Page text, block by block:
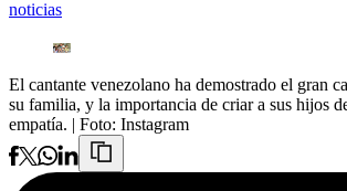
noticias
El cantante venezolano ha demostrado el gran
su familia, y la importancia de criar a sus hijos
empatía. | Foto: Instagram